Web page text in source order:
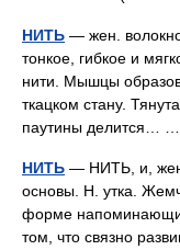
НИТЬ — жен.
тонкое, гибкое и
нити. Мышцы
ткацком стану.
паутины делится…
НИТЬ — НИТЬ, и, жен.
основы. Н. утка.
форме
том, что связно